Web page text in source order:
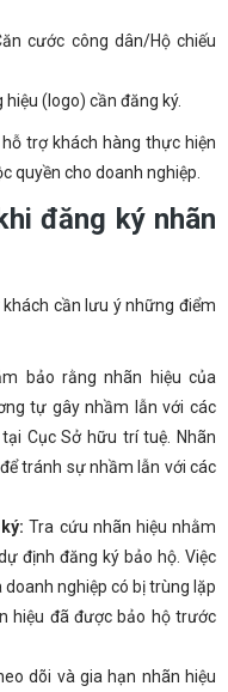
cước công dân/Hộ chiếu
(logo) cần đăng ký.
trợ khách hàng thực hiện
quyền cho doanh nghiệp.
đăng ký nhãn
cần lưu ý những điểm
bảo rằng nhãn hiệu của
tự gây nhầm lẫn với các
Cục Sở hữu trí tuệ. Nhãn
tránh sự nhầm lẫn với các
Tra cứu nhãn hiệu nhằm
định đăng ký bảo hộ. Việc
nghiệp có bị trùng lặp
hiệu đã được bảo hộ trước
dõi và gia hạn nhãn hiệu